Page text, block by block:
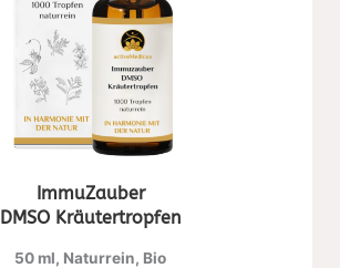
ImmuZauber
DMSO Kräutertropfen
50 ml, Naturrein, Bio